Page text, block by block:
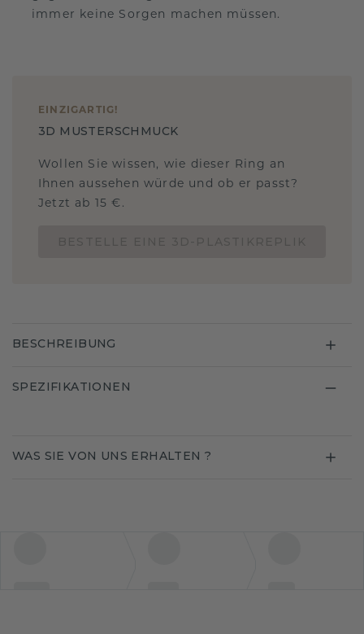
immer keine Sorgen machen müssen.
EINZIGARTIG !
3D MUSTERSCHMUCK
Wollen Sie wissen, wie dieser Ring an
Ihnen aussehen würde und ob er passt?
Jetzt ab 15 €.
BESCHREIBUNG
SPEZIFIKATIONEN
WAS SIE VON UNS ERHALTEN ?